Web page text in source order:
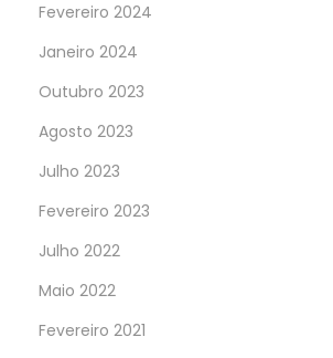
Fevereiro 2024
Janeiro 2024
Outubro 2023
Agosto 2023
Julho 2023
Fevereiro 2023
Julho 2022
Maio 2022
Fevereiro 2021